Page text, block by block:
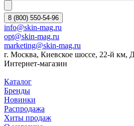
8 (800) 550-54-96
info@skin-mag.ru
opt@skin-mag.ru
marketing@skin-mag.ru
г. Москва, Киевское шоссе, 22-й км,
Интернет-магазин
Каталог
Бренды
Новинки
Распродажа
Хиты продаж